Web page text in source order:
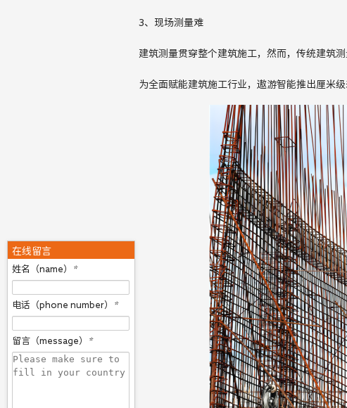
3、现场测量难
建筑测量贯穿整个建筑施工，然而，传统建筑
为全面赋能建筑施工行业，遨游智能推出厘米级
在线留言
姓名（name） *
电话（phone number） *
留言（message） *